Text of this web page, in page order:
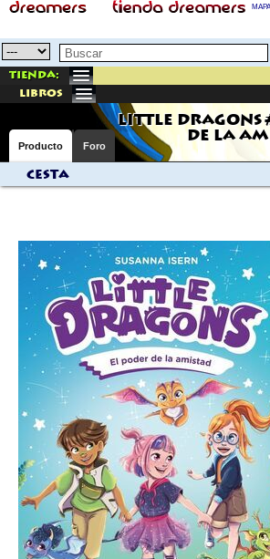
Tienda:
libros
LITTLE DRAGONS
DE LA
Producto Foro
Cesta